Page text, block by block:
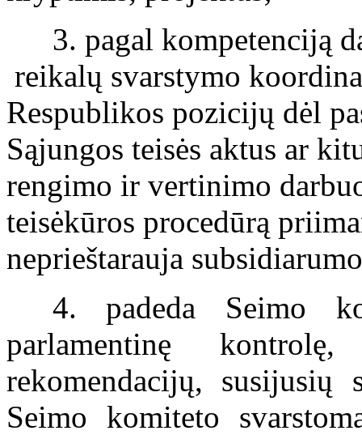
3. pagal kompetenciją
reikalų svarstymo
Respublikos pozicijų dėl
Sąjungos teisės aktus ar
rengimo ir vertinimo
teisėkūros procedūrą
neprieštarauja
4. padeda Seimo
parlamentinę
rekomendacijų, susijusių
Seimo komiteto